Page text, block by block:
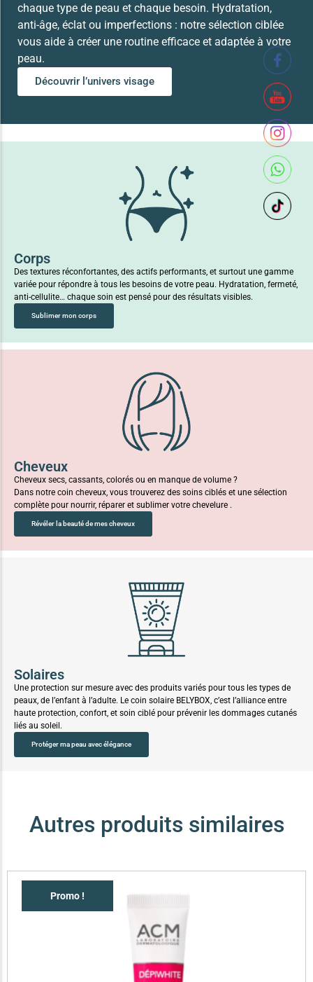
chaque type de peau et chaque besoin. Hydratation,
anti-âge, éclat ou imperfections : notre sélection ciblée
vous aide à créer une routine efficace et adaptée à votre
peau.
Découvrir l’univers visage
Corps
Des textures réconfortantes, des actifs performants, et surtout une gamme
variée pour répondre à tous les besoins de votre peau. Hydratation, fermeté,
anti-cellulite… chaque soin est pensé pour des résultats visibles.
Sublimer mon corps
Cheveux
Cheveux secs, cassants, colorés ou en manque de volume ?
Dans notre coin cheveux, vous trouverez des soins ciblés et une sélection
complète pour nourrir, réparer et sublimer votre chevelure .
Révéler la beauté de mes cheveux
Solaires
Une protection sur mesure avec des produits variés pour tous les types de
peaux, de l’enfant à l’adulte. Le coin solaire BELYBOX, c’est l’alliance entre
haute protection, confort, et soin ciblé pour prévenir les dommages cutanés
liés au soleil.
Protéger ma peau avec élégance
Autres produits similaires
Promo !